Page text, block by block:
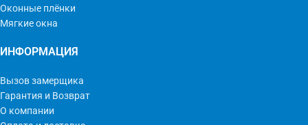
Оконные плёнки
Мягкие окна
ИНФОРМАЦИЯ
Вызов замерщика
Гарантия и Возврат
О компании